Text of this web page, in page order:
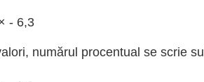
- 6,3
numărul procentual se scrie